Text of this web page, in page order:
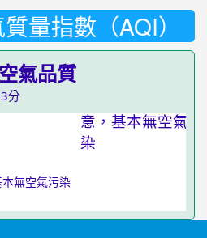
量指數（AQI）
氣品質
分
無空氣污染